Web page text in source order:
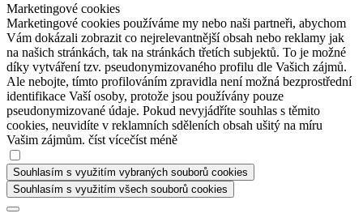
Marketingové cookies
Marketingové cookies používáme my nebo naši partneři, abychom
Vám dokázali zobrazit co nejrelevantnější obsah nebo reklamy jak
na našich stránkách, tak na stránkách třetích subjektů. To je možné
díky vytváření tzv. pseudonymizovaného profilu dle Vašich zájmů.
Ale nebojte, tímto profilováním zpravidla není možná bezprostřední
identifikace Vaší osoby, protože jsou používány pouze
pseudonymizované údaje. Pokud nevyjádříte souhlas s těmito
cookies, neuvidíte v reklamních sděleních obsah ušitý na míru
Vašim zájmům. číst vícečíst méně
Souhlasím s využitím vybraných souborů cookies
Souhlasím s využitím všech souborů cookies